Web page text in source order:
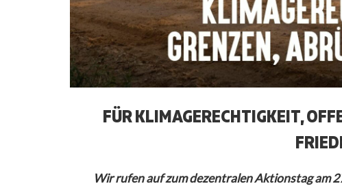
MOBIMATERIAL
AKTIONSBERICHT
AKTIONSKONSENS
FÜR KLIMAGERECHTIGKEIT,
Wir rufen auf zum dezentralen Aktionstag am